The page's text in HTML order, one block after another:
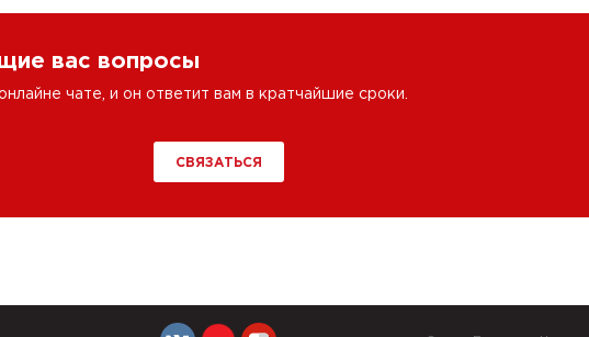
вас вопросы
чате, и он ответит вам в кратчайшие сроки.
СВЯЗАТЬСЯ